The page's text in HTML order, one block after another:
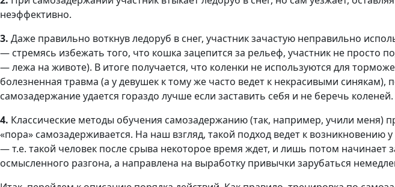
неэффективно.
3. Даже правильно воткнув ледоруб в снег, участник зачастую неправильно
— стремясь избежать того, что кошка зацепится за рельеф, участник не просто
— лежа на животе). В итоге получается, что коленки не используются для
болезненная травма (а у девушек к тому же часто ведет к некрасивыми
самозадержание удается гораздо лучше если заставить себя и не беречь коленей.
4. Классические методы обучения самозадержанию (так, например, учили меня)
«пора» самозадерживается. На наш взгляд, такой подход ведет к
— т.е. такой человек после срыва некоторое время ждет, и лишь потом
осмысленного разгона, а направлена на выработку привычки зарубаться